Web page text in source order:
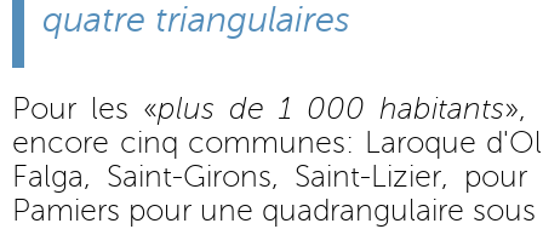
quatre triangulaires
Pour les «plus de 1 000 habitants»,
encore cinq communes: Laroque
Falga, Saint-Girons, Saint-Lizier,
Pamiers pour une quadrangulaire